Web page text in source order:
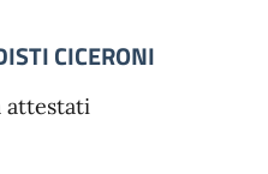
CICERONI
attestati